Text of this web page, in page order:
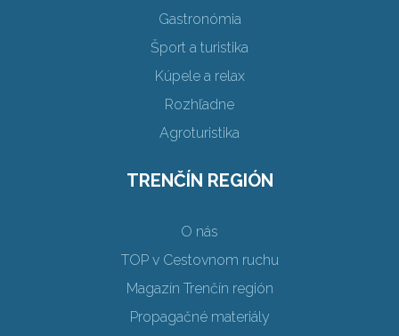
Gastronómia
Šport a turistika
Kúpele a relax
Rozhľadne
Agroturistika
TRENČÍN REGIÓN
O nás
TOP v Cestovnom ruchu
Magazín Trenčín región
Propagačné materiály